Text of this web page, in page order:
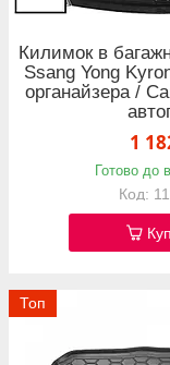
Килимок в
Ssang Yong
органайзера /
1
Готово до
Топ